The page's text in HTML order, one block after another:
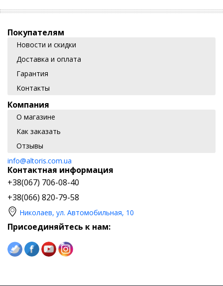
Покупателям
Новости и скидки
Доставка и оплата
Гарантия
Контакты
Компания
О магазине
Как заказать
Отзывы
info@altoris.com.ua
Контактная информация
+38(067) 706-08-40
+38(066) 820-79-58
Николаев, ул. Автомобильная, 10
Присоединяйтесь к нам: